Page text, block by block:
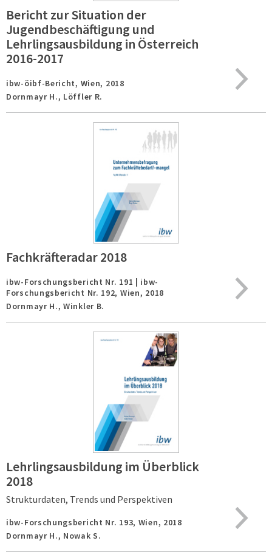
Bericht zur Situation der
Jugendbeschäftigung und
Lehrlingsausbildung in Österreich
2016-2017
ibw-öibf-Bericht, Wien, 2018
Dornmayr H., Löffler R.
Fachkräfteradar 2018
ibw-Forschungsbericht Nr. 191 | ibw-
Forschungsbericht Nr. 192, Wien, 2018
Dornmayr H., Winkler B.
Lehrlingsausbildung im Überblick
2018
Strukturdaten, Trends und Perspektiven
ibw-Forschungsbericht Nr. 193, Wien, 2018
Dornmayr H., Nowak S.